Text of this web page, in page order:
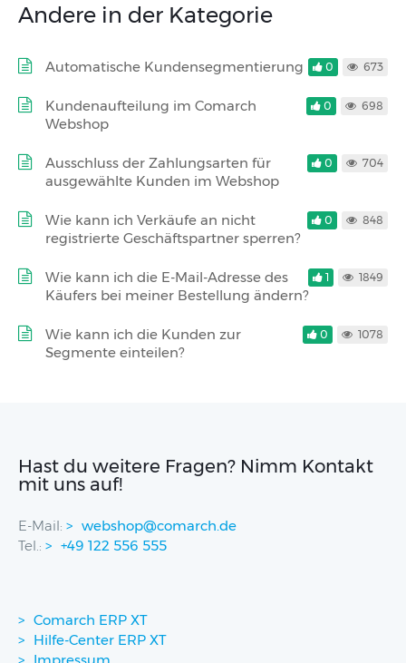
Andere in der Kategorie
Automatische Kundensegmentierung 0 673
Kundenaufteilung im Comarch
Webshop
0 698
Ausschluss der Zahlungsarten für
ausgewählte Kunden im Webshop
0 704
Wie kann ich Verkäufe an nicht
registrierte Geschäftspartner sperren?
0 848
Wie kann ich die E-Mail-Adresse des
Käufers bei meiner Bestellung ändern?
1 1849
Wie kann ich die Kunden zur
Segmente einteilen?
0 1078
Hast du weitere Fragen? Nimm Kontakt
mit uns auf!
E-Mail:
webshop@comarch.de
Tel.:
+49 122 556 555
Comarch ERP XT
Hilfe-Center ERP XT